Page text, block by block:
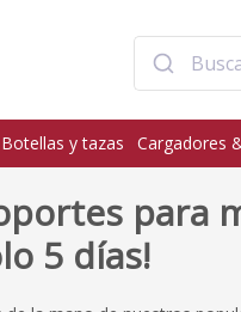
Botellas y tazas Cargadores
para
5 días!